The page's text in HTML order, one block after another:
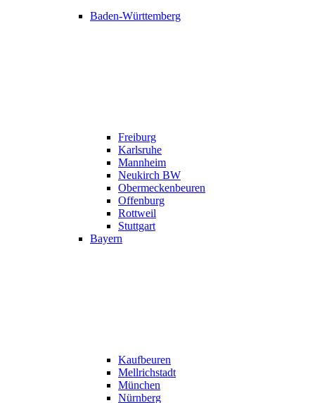
Baden-Württemberg
Freiburg
Karlsruhe
Mannheim
Neukirch BW
Obermeckenbeuren
Offenburg
Rottweil
Stuttgart
Bayern
Kaufbeuren
Mellrichstadt
München
Nürnberg